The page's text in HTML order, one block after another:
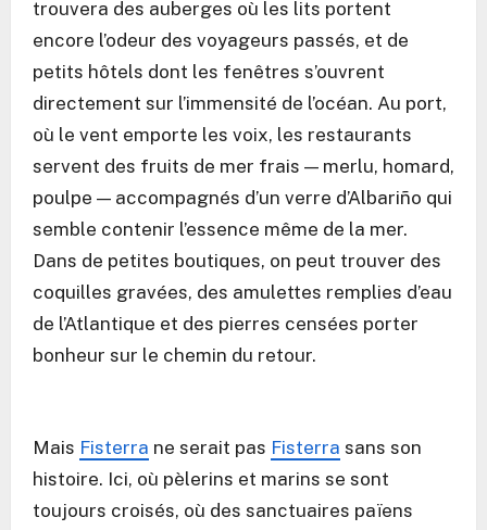
trouvera des auberges où les lits portent
encore l’odeur des voyageurs passés, et de
petits hôtels dont les fenêtres s’ouvrent
directement sur l’immensité de l’océan. Au port,
où le vent emporte les voix, les restaurants
servent des fruits de mer frais — merlu, homard,
poulpe — accompagnés d’un verre d’Albariño qui
semble contenir l’essence même de la mer.
Dans de petites boutiques, on peut trouver des
coquilles gravées, des amulettes remplies d’eau
de l’Atlantique et des pierres censées porter
bonheur sur le chemin du retour.
Mais Fisterra ne serait pas Fisterra sans son
histoire. Ici, où pèlerins et marins se sont
toujours croisés, où des sanctuaires païens